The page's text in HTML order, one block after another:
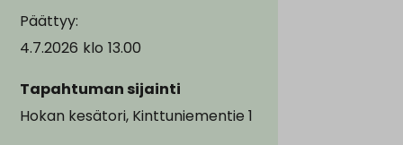
Päättyy:
4.7.2026 klo 13.00
Tapahtuman sijainti
Hokan kesätori, Kinttuniementie 1